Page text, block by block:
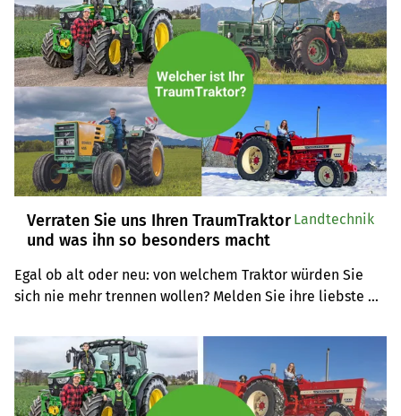
Verraten Sie uns Ihren TraumTraktor
und was ihn so besonders macht
Egal ob alt oder neu: von welchem Traktor würden Sie
sich nie mehr trennen wollen? Melden Sie ihre liebste
dahinter.
Landtechnik